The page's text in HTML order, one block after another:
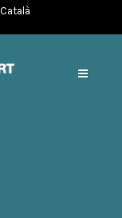
Català